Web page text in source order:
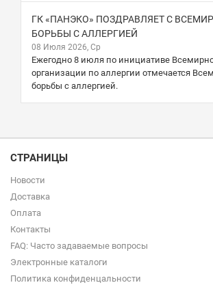
ГК «ПАНЭКО» ПОЗДРАВЛЯЕТ С
БОРЬБЫ С АЛЛЕРГИЕЙ
08 Июля 2026, Ср
Ежегодно 8 июля по инициативе
организации по аллергии отмечается
борьбы с аллергией.
СТРАНИЦЫ
Новости
Доставка
Оплата
Контакты
FAQ: Часто задаваемые вопросы
Электронные каталоги
Политика конфиденцальности